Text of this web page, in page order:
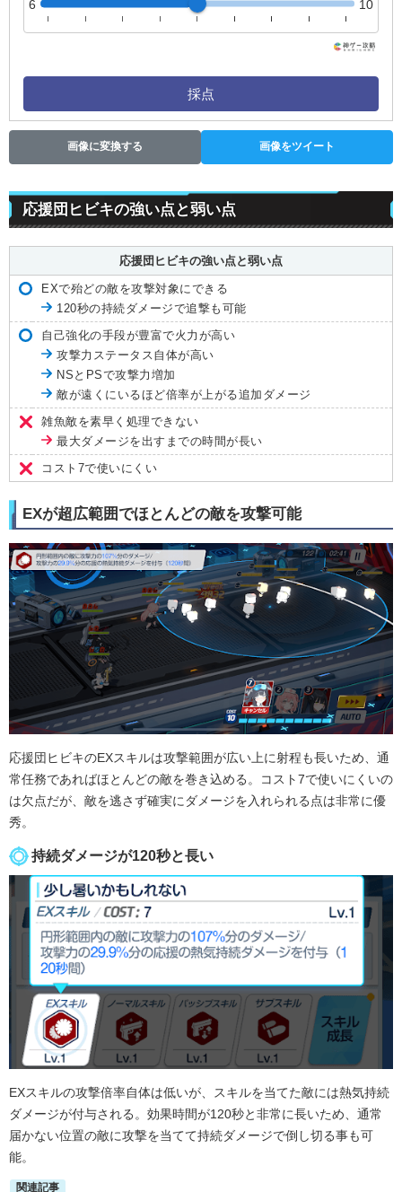
6 10
採点
画像に変換する 画像をツイート
応援団ヒビキの強い点と弱い点
応援団ヒビキの強い点と弱い点
EXで殆どの敵を攻撃対象にできる
120秒の持続ダメージで追撃も可能
自己強化の手段が豊富で火力が高い
攻撃力ステータス自体が高い
NSとPSで攻撃力増加
敵が遠くにいるほど倍率が上がる追加ダメージ
雑魚敵を素早く処理できない
最大ダメージを出すまでの時間が長い
コスト7で使いにくい
EXが超広範囲でほとんどの敵を攻撃可能
応援団ヒビキのEXスキルは攻撃範囲が広い上に射程も長いため、通
常任務であればほとんどの敵を巻き込める。コスト7で使いにくいの
は欠点だが、敵を逃さず確実にダメージを入れられる点は非常に優
秀。
持続ダメージが120秒と長い
EXスキルの攻撃倍率自体は低いが、スキルを当てた敵には熱気持続
ダメージが付与される。効果時間が120秒と非常に長いため、通常
届かない位置の敵に攻撃を当てて持続ダメージで倒し切る事も可
能。